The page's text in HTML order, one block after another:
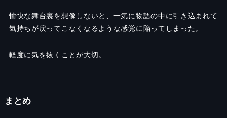
愉快な舞台裏を想像しないと、一気に物語の中に引き込まれて
気持ちが戻ってこなくなるような感覚に陥ってしまった。
軽度に気を抜くことが大切。
まとめ